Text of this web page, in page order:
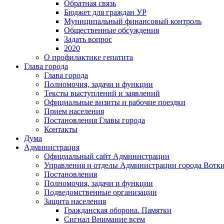
Обратная связь
Бюджет для граждан УР
Муниципальный финансовый контроль
Общественные обсуждения
Задать вопрос
2020
О профилактике гепатита
Глава города
Глава города
Полномочия, задачи и функции
Тексты выступлений и заявлений
Официальные визиты и рабочие поездки
Прием населения
Постановления Главы города
Контакты
Дума
Администрация
Официальный сайт Администрации
Управления и отделы Администрации города
Постановления
Полномочия, задачи и функции
Подведомственные организации
Защита населения
Гражданская оборона. Памятки
Сигнал Внимание всем